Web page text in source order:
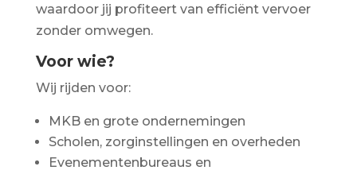
waardoor jij profiteert van efficiënt vervoer
zonder omwegen.
Voor wie?
Wij rijden voor:
MKB en grote ondernemingen
Scholen, zorginstellingen en overheden
Evenementenbureaus en